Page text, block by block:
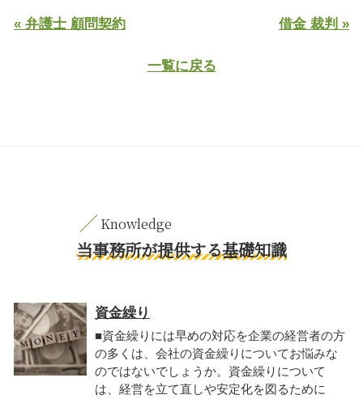
« 弁護士 顧問契約 借金 裁判 »
一覧に戻る
当事務所が提供する基礎知識
資金繰り
■資金繰りには早めの対応を企業の経営者の方
の多くは、会社の資金繰りについてお悩みな
のではないでしょうか。資金繰りについて
は、経営を立て直しや安定化を図るために